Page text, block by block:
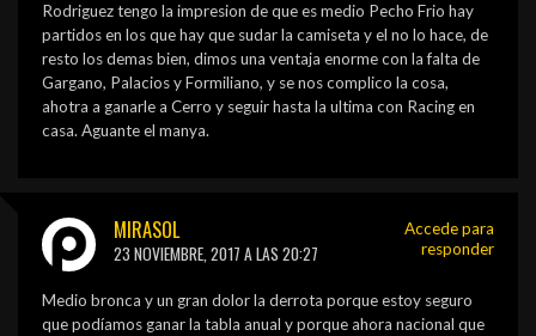
Rodriguez tengo la impresion de que es medio Pecho Frio hay
partidos en los que hay que sudar la camiseta y el no lo hace, de
resto los demas bien, dimos una ventaja enorme con la falta de
Gargano, Palacios y Formiliano, y se nos complico la cosa,
ahotra a ganarle a Cerro y seguir hasta la ultima con Racing en
casa. Aguante el manya.
MIRASOL
23 NOVIEMBRE, 2017 A LAS 20:27
Medio bronca y un gran dolor la derrota porque estoy seguro
que podíamos ganar la tabla anual y porque ahora nacional que
Accede para
responder